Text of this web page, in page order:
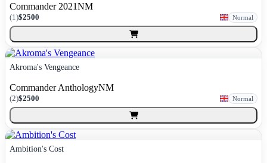
Commander 2021NM
(1)$2500 Normal
Akroma's Vengeance
Commander AnthologyNM
(2)$2500 Normal
Ambition's Cost